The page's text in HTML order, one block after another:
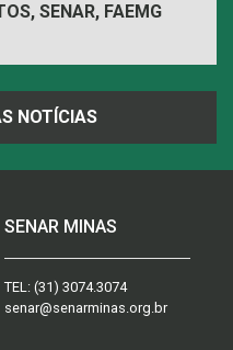
SENAR, FAEMG
NOTÍCIAS
SENAR MINAS
TEL: (31) 3074.3074
senar@senarminas.org.br